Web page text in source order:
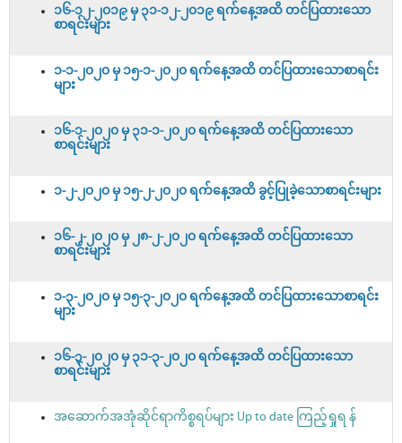
၁၆-၁၂-၂၀၁၉ မှ ၃၁-၁၂-၂၀၁၉ ရက်နေ့အထိ တင်ပြထားသော
စာရင်းများ
၁-၁-၂၀၂၀ မှ ၁၅-၁-၂၀၂၀ ရက်နေ့အထိ တင်ပြထားသောစာရင်း
များ
၁၆-၁-၂၀၂၀ မှ ၃၁-၁-၂၀၂၀ ရက်နေ့အထိ တင်ပြထားသော
စာရင်းများ
၁-၂-၂၀၂၀ မှ ၁၅-၂-၂၀၂၀ ရက်နေ့အထိ ခွင့်ပြုခဲ့သောစာရင်းများ
၁၆-၂-၂၀၂၀ မှ ၂၈-၂-၂၀၂၀ ရက်နေ့အထိ တင်ပြထားသော
စာရင်းများ
၁-၃-၂၀၂၀ မှ ၁၅-၃-၂၀၂၀ ရက်နေ့အထိ တင်ပြထားသောစာရင်း
များ
၁၆-၃-၂၀၂၀ မှ ၃၁-၃-၂၀၂၀ ရက်နေ့အထိ တင်ပြထားသော
စာရင်းများ
အဆောက်အအုံဆိုင်ရာကိစ္စရပ်များ Up to date ကြည့်ရှုရ န်